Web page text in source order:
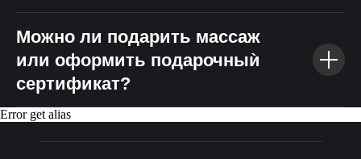
Можно ли подарить массаж
или оформить подарочныѝ
сертификат?
Error get alias